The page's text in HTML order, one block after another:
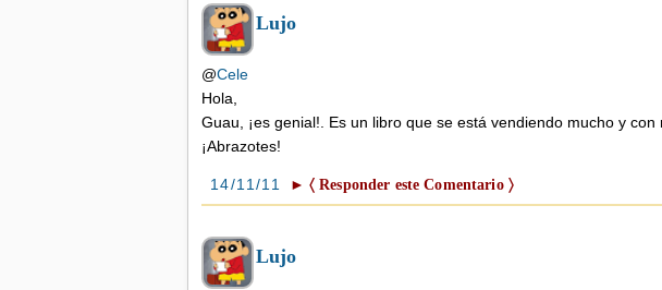
Lujo
@Cele
Hola,
Guau, ¡es genial!. Es un libro que se está vendiendo mucho y con
¡Abrazotes!
14/11/11 ► 〈 Responder este Comentario 〉
Lujo